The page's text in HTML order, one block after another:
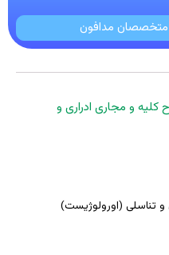
متخصصان مدافون
و مجاری ادراری و
تناسلی (اورولوژیست)